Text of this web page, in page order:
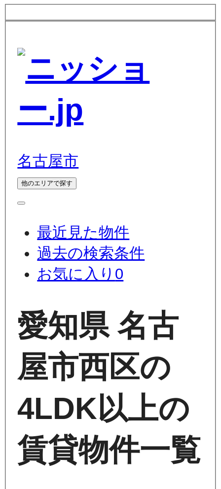
名古屋市
他のエリアで探す
最近見た物件
過去の検索条件
お気に入り 0
愛知県 名古
屋市西区の
4LDK以上の
賃貸物件一覧